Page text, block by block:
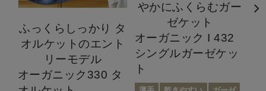
ふっくらしっかり タ
オルケットのエント
リーモデル
オーガニック330 タ
やかにふくらむガー
ゼケット
オーガニック I 432
シングルガーゼケッ
ト